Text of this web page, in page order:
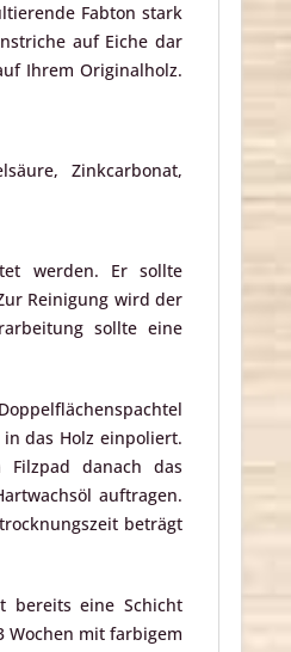
Fabton stark
auf Eiche dar
Ihrem Originalholz.
Zinkcarbonat,
werden. Er sollte
Reinigung wird der
sollte eine
das Holz einpoliert.
danach das
auftragen.
beträgt
bereits eine Schicht
Wochen mit farbigem